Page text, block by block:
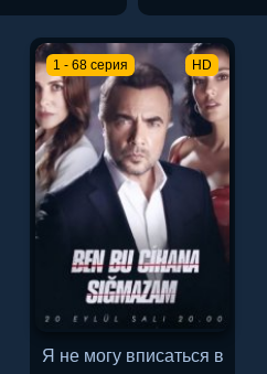
1 - 68 серия HD
Я не могу вписаться в